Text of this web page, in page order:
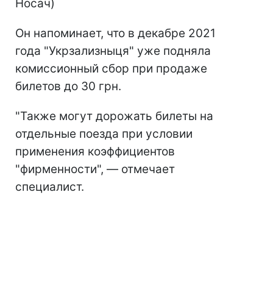
Носач)
Он напоминает, что в декабре 2021
года "Укрзализныця" уже подняла
комиссионный сбор при продаже
билетов до 30 грн.
"Также могут дорожать билеты на
отдельные поезда при условии
применения коэффициентов
"фирменности", — отмечает
специалист.